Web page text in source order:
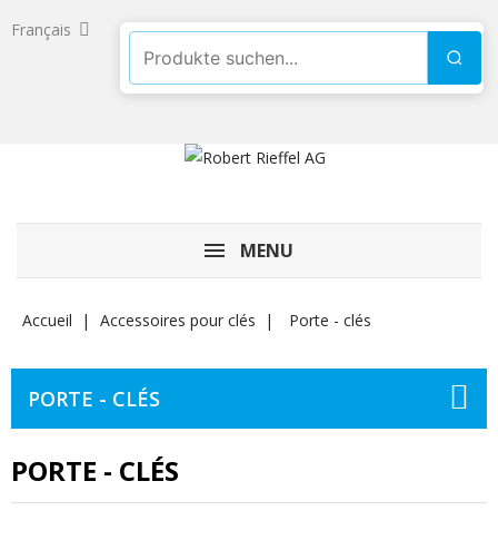
Français
Produkte suchen
MENU
Accueil Accessoires pour clés Porte - clés
PORTE - CLÉS
PORTE - CLÉS